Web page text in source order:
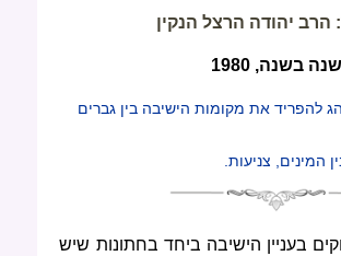
יהודה הרצל הנקין
שנה בשנה, 1980
להפריד את מקומות הישיבה בין גברים
המינים, צניעות.
בעניין הישיבה ביחד בחתונות שיש